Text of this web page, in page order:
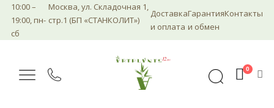
10:00 –
19:00, пн-
сб
Москва, ул. Складочная 1,
стр.1 (БП «СТАНКОЛИТ»)
Доставка
и оплата
Гарантия
и обмен
Контакты
0